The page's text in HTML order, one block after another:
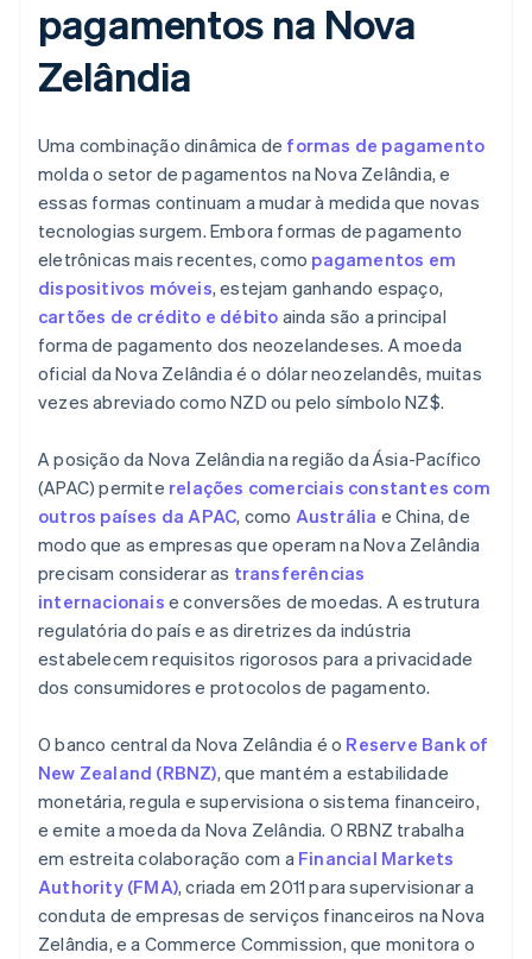
pagamentos na Nova
Zelândia
Uma combinação dinâmica de formas de pagamento
molda o setor de pagamentos na Nova Zelândia, e
essas formas continuam a mudar à medida que novas
tecnologias surgem. Embora formas de pagamento
eletrônicas mais recentes, como pagamentos em
dispositivos móveis, estejam ganhando espaço,
cartões de crédito e débito ainda são a principal
forma de pagamento dos neozelandeses. A moeda
oficial da Nova Zelândia é o dólar neozelandês, muitas
vezes abreviado como NZD ou pelo símbolo NZ$.
A posição da Nova Zelândia na região da Ásia-Pacífico
(APAC) permite relações comerciais constantes com
outros países da APAC, como Austrália e China, de
modo que as empresas que operam na Nova Zelândia
precisam considerar as transferências
internacionais e conversões de moedas. A estrutura
regulatória do país e as diretrizes da indústria
estabelecem requisitos rigorosos para a privacidade
dos consumidores e protocolos de pagamento.
O banco central da Nova Zelândia é o Reserve Bank of
New Zealand (RBNZ), que mantém a estabilidade
monetária, regula e supervisiona o sistema financeiro,
e emite a moeda da Nova Zelândia. O RBNZ trabalha
em estreita colaboração com a Financial Markets
Authority (FMA), criada em 2011 para supervisionar a
conduta de empresas de serviços financeiros na Nova
Zelândia, e a Commerce Commission, que monitora o